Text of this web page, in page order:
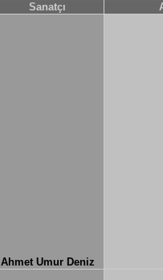
Sanatçı
Ahmet Umur Deniz